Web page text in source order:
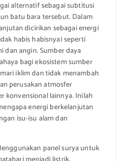
alternatif sebagai subtitusi
batu bara tersebut. Dalam
dicirikan sebagai energi
habis habisnya) seperti
dan angin. Sumber daya
bagi ekosistem sumber
iklim dan tidak menambah
perusakan atmosfer
konvensional lainnya. Inilah
energi berkelanjutan
isu-isu alam dan
panel surya untuk